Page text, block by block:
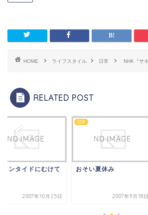
HOME ライフスタイル 日常 NHK『サ
RELATED POST
インタイドにむけて
2007年10月25日
日常
おそい夏休み
2007年9月18日